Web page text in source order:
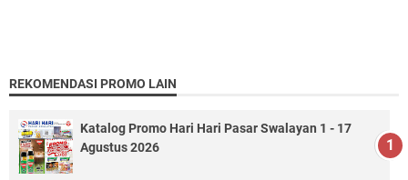
REKOMENDASI PROMO LAIN
Katalog Promo Hari Hari Pasar Swalayan 1 - 17
Agustus 2026